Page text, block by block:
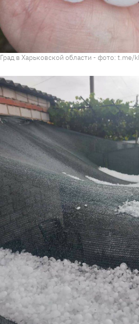
Град в Харьковской области - фото: t.me/